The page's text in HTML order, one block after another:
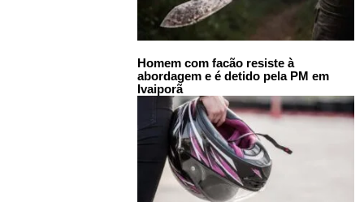
Homem com facão resiste à
abordagem e é detido pela PM em
Ivaiporã